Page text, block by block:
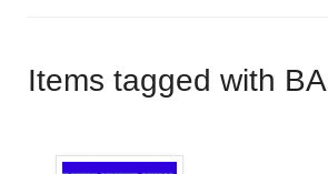
Items tagged with